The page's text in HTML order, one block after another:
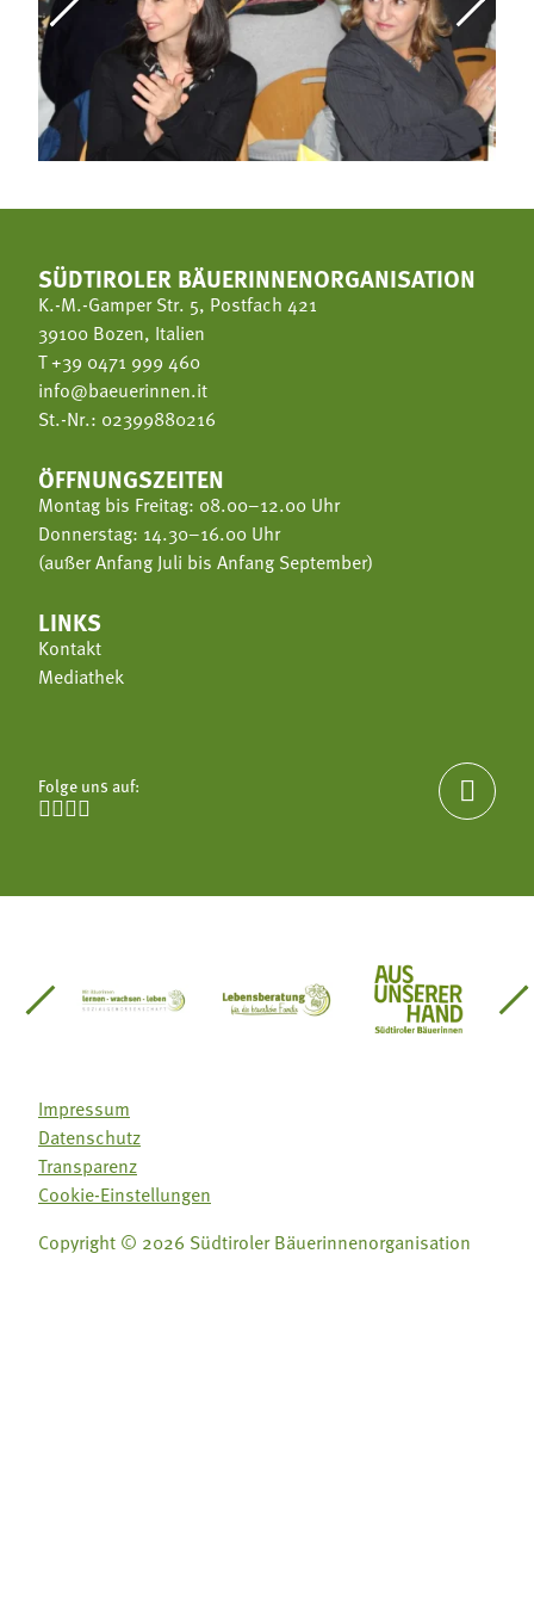
SÜDTIROLER BÄUERINNENORGANISATION
K.-M.-Gamper Str. 5, Postfach 421
39100 Bozen, Italien
T+39 0471 999 460
info@baeuerinnen.it
St.-Nr.: 02399880216
ÖFFNUNGSZEITEN
Montag bis Freitag: 08.00–12.00 Uhr
Donnerstag: 14.30–16.00 Uhr
(außer Anfang Juli bis Anfang September)
LINKS
Kontakt
Mediathek
Folge uns auf:


Südtirol
Gärtnervereinigung
Sozialgenossenschaft Mit Bäuerinnen lernen -
Lebensberatung für dieAus unserer
Impressum
Datenschutz
Transparenz
Cookie-Einstellungen
Copyright © 2026 Südtiroler Bäuerinnenorganisation